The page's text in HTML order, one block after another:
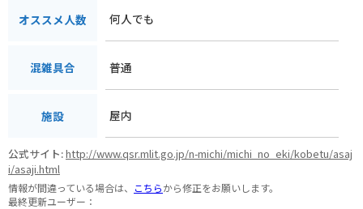
オススメ人数 何人でも
混雑具合 普通
施設 屋内
公式サイト:http://www.qsr.mlit.go.jp/n-michi/michi_no_eki/kobetu/asaj
i/asaji.html
情報が間違っている場合は、 こちらから修正をお願いします。
最終更新ユーザー：